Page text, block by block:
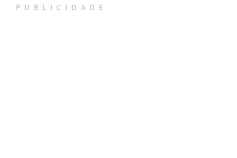
PUBLICIDADE